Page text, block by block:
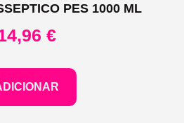
PES 1000 ML
€